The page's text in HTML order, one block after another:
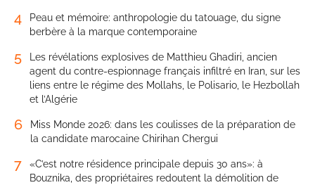
4
Peau et mémoire: anthropologie du tatouage, du signe
berbère à la marque contemporaine
5
Les révélations explosives de Matthieu Ghadiri, ancien
agent du contre-espionnage français infiltré en Iran, sur les
liens entre le régime des Mollahs, le Polisario, le Hezbollah
et l’Algérie
6
Miss Monde 2026: dans les coulisses de la préparation de
la candidate marocaine Chirihan Chergui
7
«C’est notre résidence principale depuis 30 ans»: à
Bouznika, des propriétaires redoutent la démolition de